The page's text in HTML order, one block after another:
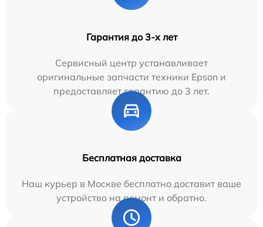
Гарантия до 3-х лет
Сервисный центр устанавливает
оригинальные запчасти техники Epson и
предоставляет гарантию до 3 лет.
Бесплатная доставка
Наш курьер в Москве бесплатно доставит ваше
устройство на ремонт и обратно.